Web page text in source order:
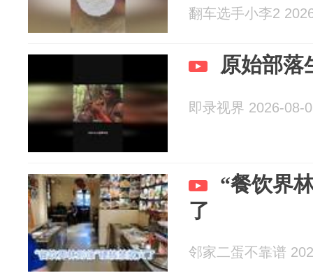
翻车选手小李2
原始部落
即录视界 2026-08-
“餐饮界
了
邻家二蛋不靠谱